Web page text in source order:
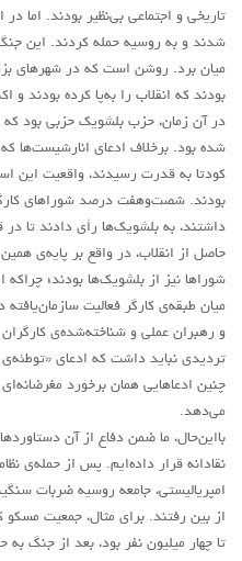
تاریخی و اجتماعی بی‌نظیر بودند. اما در
شدند و به روسیه حمله کردند. این جنگ‌
میان برد. روشن است که در شهرهای
بودند که انقلاب را به‌پا کرده بودند و
در آن زمان، حزب بلشویک حزبی بود
شده بود. برخلاف ادعای انارشیست‌ها
کودتا به قدرت رسیدند، واقعیت این
بودند. شصت‌وهفت درصد شوراهای
داشتند، به بلشویک‌ها رأی دادند تا
حاصل از انقلاب، در واقع بر پایه‌ی
شوراها نیز از بلشویک‌ها بودند؛ چراکه
میان طبقه‌ی کارگر فعالیت
و رهبران عملی و شناخته‌شده‌ی
تردیدی نباید داشت که ادعای «توطئه‌ی
چنین ادعاهایی همان برخورد
می‌دهد.
بااین‌حال، ما ضمن دفاع از آن
نقادانه قرار داده‌ایم. پس از حمله‌ی
امپریالیستی، جامعه روسیه ضربات
تا چهار میلیون نفر بود، بعد از جنگ